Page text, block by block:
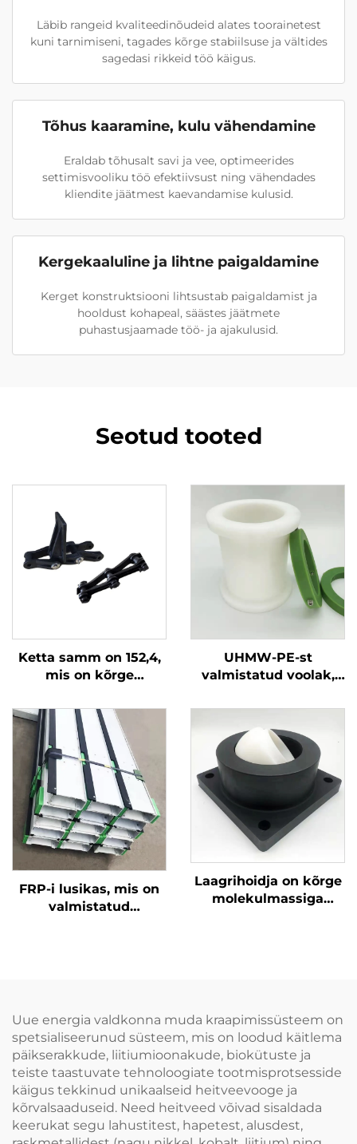
Läbib rangeid kvaliteedinõudeid alates toorainetest
kuni tarnimiseni, tagades kõrge stabiilsuse ja vältides
sagedasi rikkeid töö käigus.
Tõhus kaaramine, kulu vähendamine
Eraldab tõhusalt savi ja vee, optimeerides
settimisvooliku töö efektiivsust ning vähendades
kliendite jäätmest kaevandamise kulusid.
Kergekaaluline ja lihtne paigaldamine
Kerget konstruktsiooni lihtsustab paigaldamist ja
hooldust kohapeal, säästes jäätmete
puhastusjaamade töö- ja ajakulusid.
Seotud tooted
Ketta samm on 152,4,
mis on kõrge
Toode koosneb
kolmest osast, on
kerge paigaldada ja
selle katkemisjõud
ületab 3T
UHMW-PE-st
valmistatud voolak,
kulumiskindlam,
vahetam vahetada ja
vähendab kulusid.
FRP-i lusikas, mis on
valmistatud
Laagrihoidja on kõrge
molekulmassiga
rivistus, mis säästab
kulusid
Uue energia valdkonna muda kraapimissüsteem on
spetsialiseerunud süsteem, mis on loodud käitlema
päikserakkude, liitiumioonakude, biokütuste ja
teiste taastuvate tehnoloogiate tootmisprotsesside
käigus tekkinud unikaalseid heitveevooge ja
kõrvalsaaduseid. Need heitveed võivad sisaldada
keerukat segu lahustitest, hapetest, alusdest,